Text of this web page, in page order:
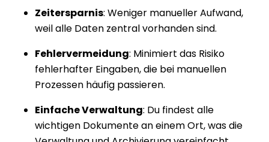
Zeitersparnis: Weniger manueller Aufwand,
weil alle Daten zentral vorhanden sind.
Fehlervermeidung: Minimiert das Risiko
fehlerhafter Eingaben, die bei manuellen
Prozessen häufig passieren.
Einfache Verwaltung: Du findest alle
wichtigen Dokumente an einem Ort, was die